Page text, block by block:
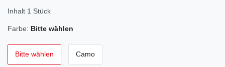
Inhalt 1 Stück
Farbe: Bitte wählen
Bitte wählen Camo